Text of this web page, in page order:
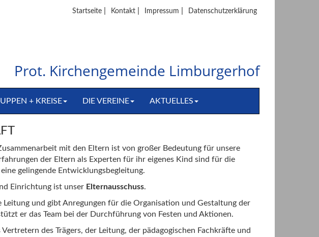
Startseite Kontakt Impressum Datenschutzerklärung
Prot. Kirchengemeinde Limburgerhof
+ KREISE DIE VEREINE AKTUELLES
mit den Eltern ist von großer Bedeutung für unsere
der Eltern als Experten für ihr eigenes Kind sind für die
gelingende Entwicklungsbegleitung.
Einrichtung ist unser Elternausschuss.
Leitung und gibt Anregungen für die Organisation und Gestaltung der
er das Team bei der Durchführung von Festen und Aktionen.
des Trägers, der Leitung, der pädagogischen Fachkräfte und